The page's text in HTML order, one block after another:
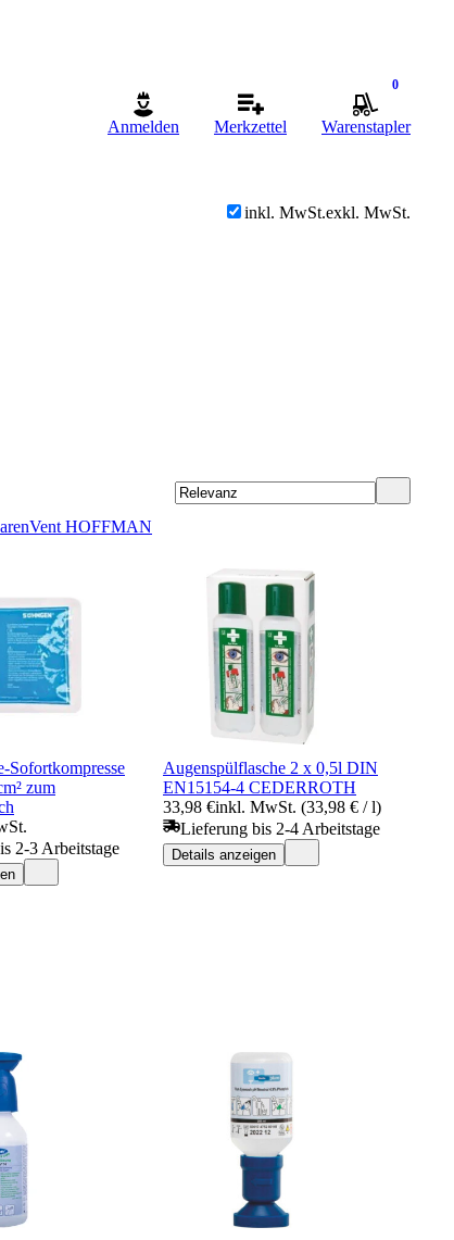
Anmelden Merkzettel
0
Warenstapler
inkl. MwSt.exkl. MwSt.
nVent HOFFMAN
Sofortkompresse
zum
2-3 Arbeitstage
Augenspülflasche 2 x 0,5l DIN
EN15154-4 CEDERROTH
33,98 €inkl. MwSt. (33,98 € / l)
Lieferung bis 2-4 Arbeitstage
Details anzeigen